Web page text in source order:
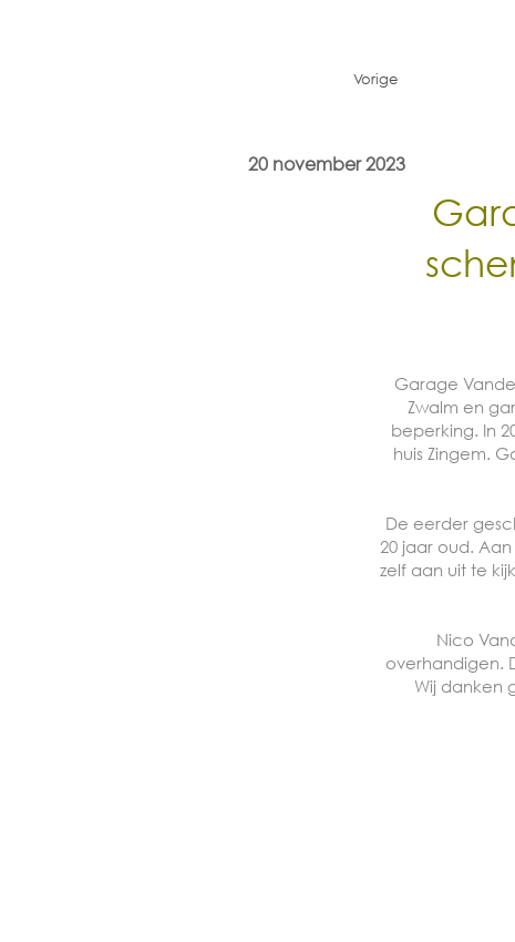
Vorige
20 november 2023
Garage
Zwalm en
beperking. In
huis Zingem.
De eerder
20 jaar oud.
zelf aan uit te
Nico
overhandigen.
Wij danken